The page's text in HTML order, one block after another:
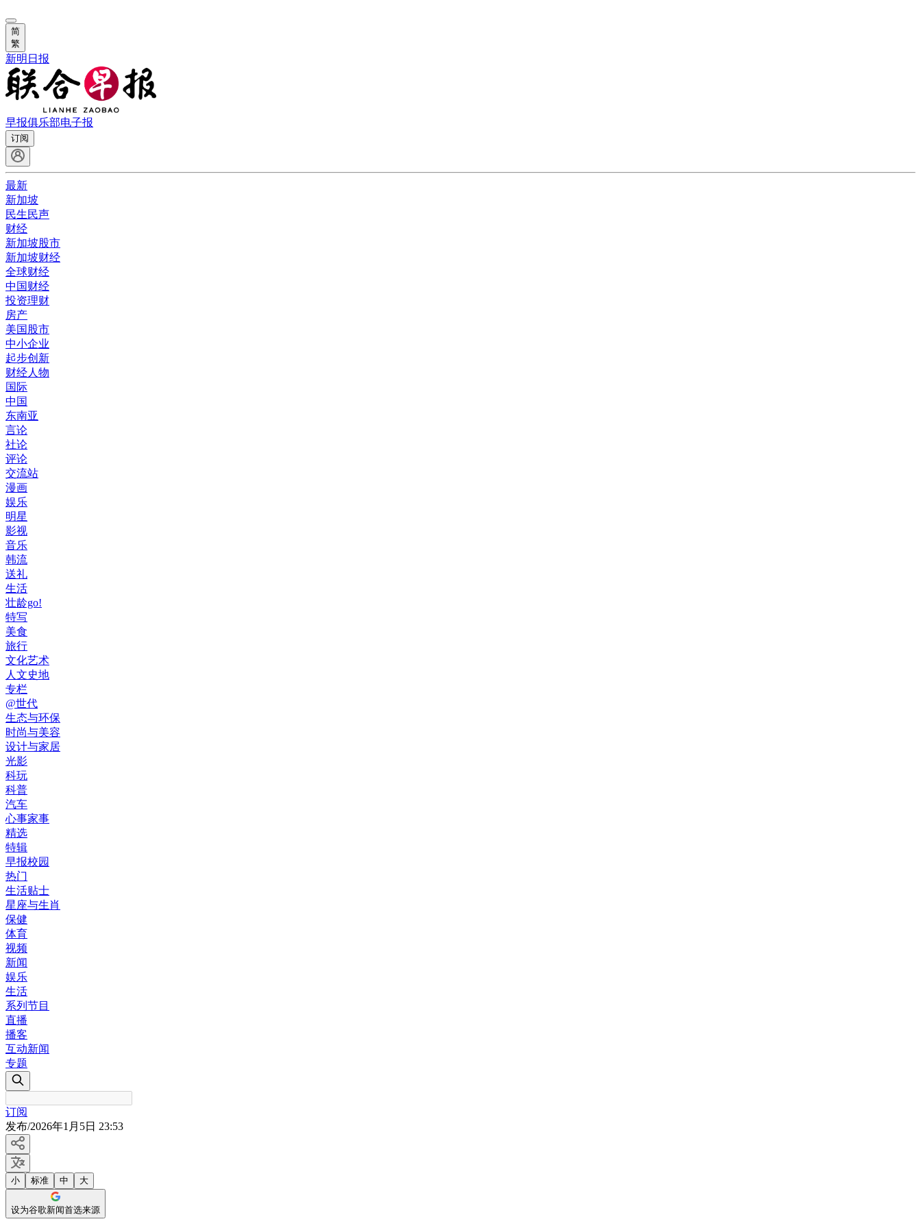
简
繁
新明日报
早报俱乐部电子报
订阅
最新
新加坡
民生民声
财经
新加坡股市
新加坡财经
全球财经
中国财经
投资理财
房产
美国股市
中小企业
起步创新
财经人物
国际
中国
东南亚
言论
社论
评论
交流站
漫画
娱乐
明星
影视
音乐
韩流
送礼
生活
壮龄go!
特写
美食
旅行
文化艺术
人文史地
专栏
@世代
生态与环保
时尚与美容
设计与家居
光影
科玩
科普
汽车
心事家事
精选
特辑
早报校园
热门
生活贴士
星座与生肖
保健
体育
视频
新闻
娱乐
生活
系列节目
直播
播客
互动新闻
专题
订阅
发布/2026年1月5日 23:53
小 标准 中 大
设为谷歌新闻首选来源